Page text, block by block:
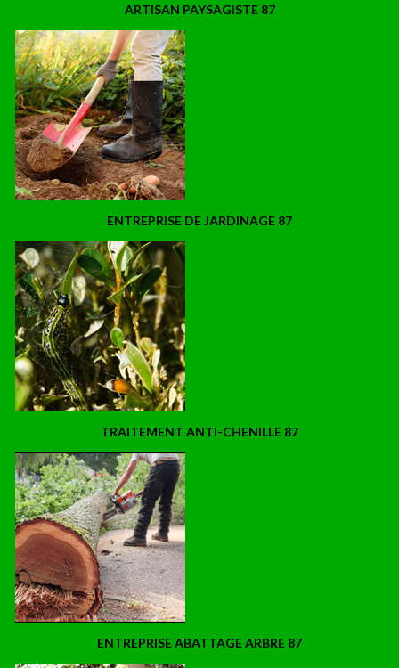
ARTISAN PAYSAGISTE 87
ENTREPRISE DE JARDINAGE 87
TRAITEMENT ANTI-CHENILLE 87
ENTREPRISE ABATTAGE ARBRE 87